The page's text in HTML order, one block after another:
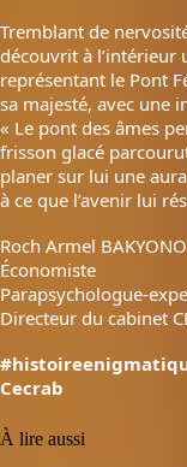
Tremblant de
découvrit à l’intérieur
représentant le Pont
sa majesté, avec une
« Le pont des âmes
frisson glacé
planer sur lui une
à ce que l’avenir lui
Roch Armel BAKYONO
Économiste
Parapsychologue-
Directeur du cabinet
Cecrab
À lire aussi